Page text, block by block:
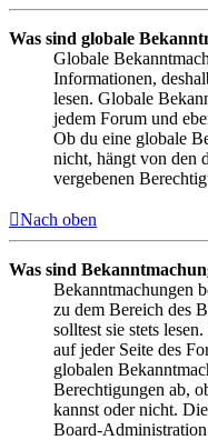
Was sind globale
Globale
Informationen,
lesen. Globale
jedem Forum und
Ob du eine globale
nicht, hängt von den
vergebenen
Nach oben
Was sind
Bekanntmachungen
zu dem Bereich des
solltest sie stets
auf jeder Seite des
globalen
Berechtigungen ab,
kannst oder nicht.
Board-Administration